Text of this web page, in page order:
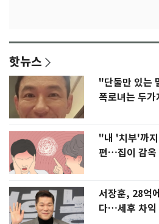
핫뉴스
"단둘만 있는
폭로녀는 두
"내 '치부'까지
편…집이 감옥
서장훈, 28억
다…세후 차